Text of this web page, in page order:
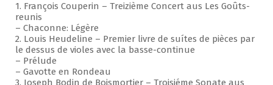
1. François Couperin – Treizième Concert aus Les Goûts-
reunis
– Chaconne: Légère
2. Louis Heudeline – Premier livre de suítes de pièces par
le dessus de violes avec la basse-continue
– Prélude
– Gavotte en Rondeau